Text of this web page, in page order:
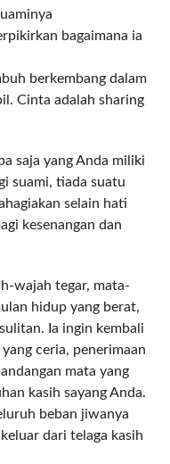
bagaimana ia
berkembang dalam
Cinta adalah sharing
saja yang Anda miliki
suami, tiada suatu
selain hati
kesenangan dan
wajah tegar, mata-
hidup yang berat,
Ia ingin kembali
ceria, penerimaan
mata yang
kasih sayang Anda.
beban jiwanya
dari telaga kasih